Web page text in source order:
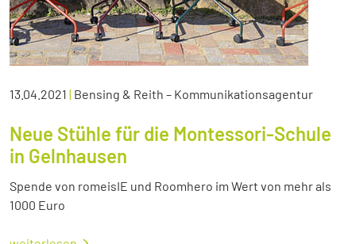
13.04.2021 | Bensing & Reith – Kommunikationsagentur
Neue Stühle für die Montessori-Schule
in Gelnhausen
Spende von romeisIE und Roomhero im Wert von mehr als
1000 Euro